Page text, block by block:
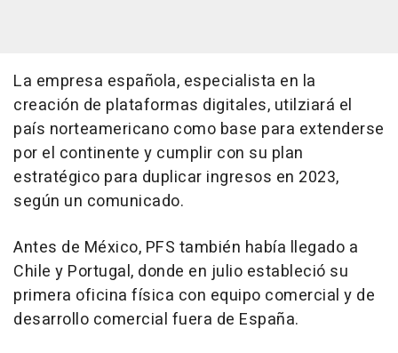
La empresa española, especialista en la
creación de plataformas digitales, utilziará el
país norteamericano como base para extenderse
por el continente y cumplir con su plan
estratégico para duplicar ingresos en 2023,
según un comunicado.
Antes de México, PFS también había llegado a
Chile y Portugal, donde en julio estableció su
primera oficina física con equipo comercial y de
desarrollo comercial fuera de España.